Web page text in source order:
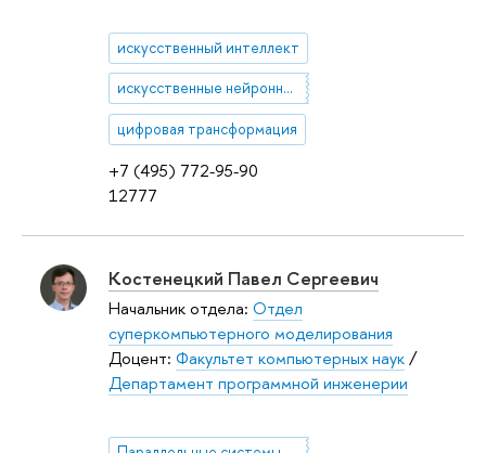
+7 (495) 772-95-90
12777
искусственный интеллект
искусственные нейронные сети
цифровая трансформация
Костенецкий Павел Сергеевич
Начальник отдела: Отдел
суперкомпьютерного моделирования
Доцент: Факультет компьютерных наук/
Департамент программной инженерии